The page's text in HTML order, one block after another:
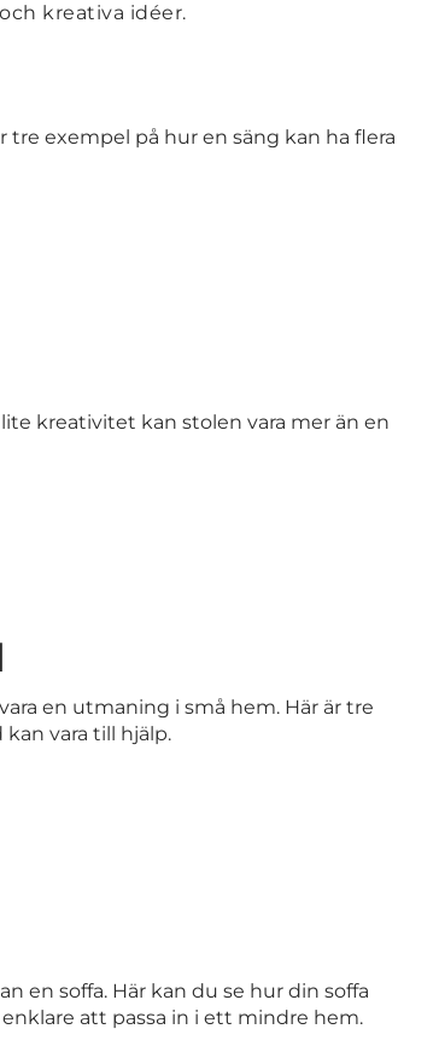
kreativa idéer.
exempel på hur en säng kan ha flera
kreativitet kan stolen vara mer än en
en utmaning i små hem. Här är tre
vara till hjälp.
en soffa. Här kan du se hur din soffa
att passa in i ett mindre hem.